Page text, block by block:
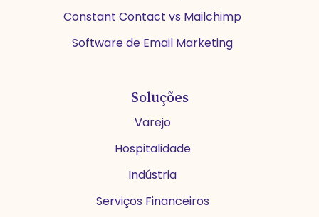
Constant Contact vs Mailchimp
Software de Email Marketing
Soluções
Varejo
Hospitalidade
Indústria
Serviços Financeiros